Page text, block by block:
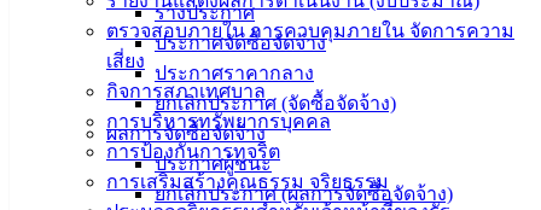
ร่างประกาศ
ประกาศจัดซื้อจัดจ้าง
ประกาศราคากลาง
ยกเลิกประกาศ (จัดซื้อจัดจ้าง)
ผลการจัดซื้อจัดจ้าง
ประกาศผู้ชนะ
ยกเลิกประกาศ (ผลการจัดซื้อจัดจ้าง)
ตรวจสอบภายใน การควบคุมภายใน จัดการความ
เสี่ยง
กิจการสภาเทศบาล
การบริหารทรัพยากรบุคคล
การป้องกันการทุจริต
การเสริมสร้างคุณธรรม จริยธรรม
ข่าวสาร
น่ารู้
ข้อมูล
ข่าวสาร
อิเล็กทรอนิกส์
องค์